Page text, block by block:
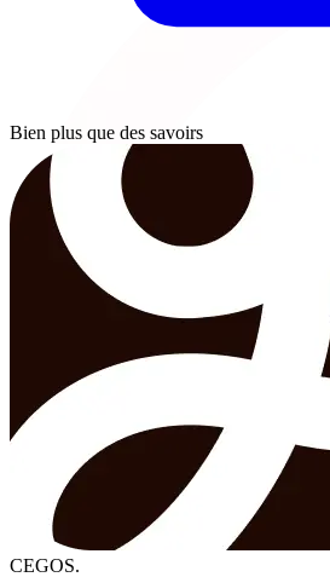
Bien plus que des savoirs
CEGOS.